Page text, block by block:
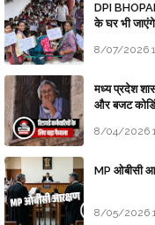
DPI
के घर भी जाएंगे
8/07/2026
मध्य प्रदेश
और बजट
8/04/2026
MP ओबीसी
8/05/2026